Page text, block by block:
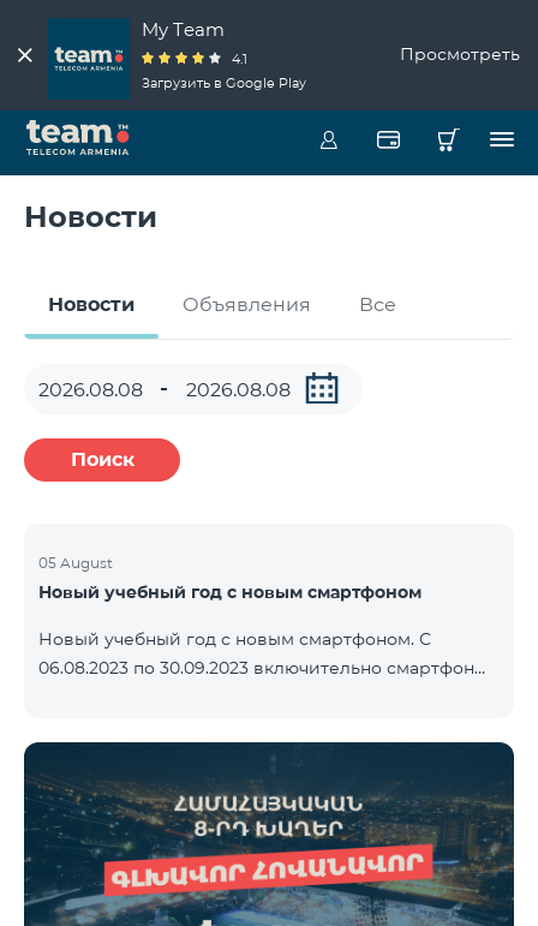
My Team
4.1
Загрузить в Google Play
Просмотреть
Новости
Новости Объявления Все
Поиск
05 August
Новый учебный год с новым смартфоном
Новый учебный год с новым смартфоном. С
06.08.2023 по 30.09.2023 включительно смартфон
Light и специальным тарифным планом TeamTok -
1-й месяц бесплатно. Смартфон также можно
приобрести в кредит, начиная с 1250 драмов в
месяц. К ежемесячной плате добавляются
банковские платежи. Условия тарифного плана
ниже. Предоплатный тарифный план Teamtok.